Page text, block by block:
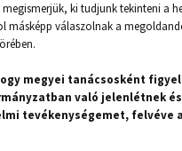
ki tudjunk tekinteni a
másképp válaszolnak a
megyei tanácsosként
való jelenlétnek
tevékenységemet, felvéve